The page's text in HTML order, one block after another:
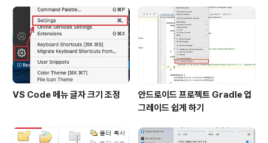
VS Code 메뉴 글자 크기 조정
안드로이드 프로젝트 Gradle 업
그레이드 쉽게 하기